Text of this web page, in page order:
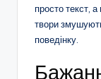
просто текст,
твори
поведінку.